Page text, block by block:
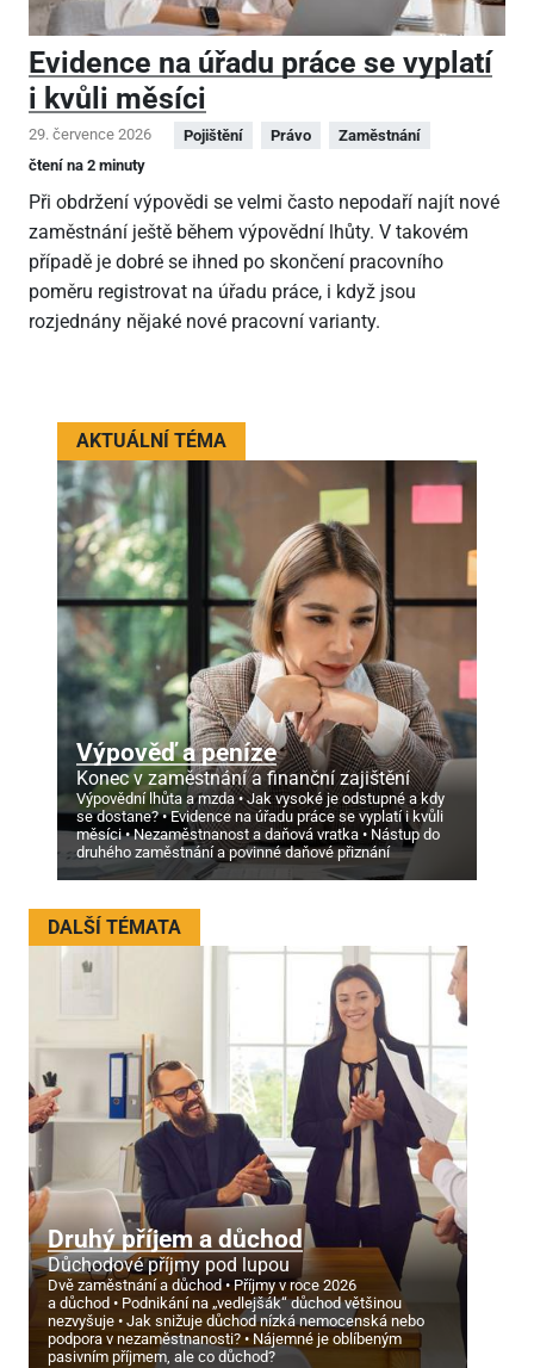
Evidence na úřadu práce se vyplatí
i kvůli měsíci
29. července 2026 Pojištění Právo
Zaměstnání
čtení na 2 minuty
Při obdržení výpovědi se velmi často nepodaří najít nové
zaměstnání ještě během výpovědní lhůty. V takovém
případě je dobré se ihned po skončení pracovního
poměru registrovat na úřadu práce, i když jsou
rozjednány nějaké nové pracovní varianty.
AKTUÁLNÍ TÉMA
Výpověď a peníze
Konec v zaměstnání a finanční zajištění
Výpovědní lhůta a mzda
Jak vysoké je odstupné a kdy
se dostane?
Evidence na úřadu práce se vyplatí i kvůli
měsíci
Nezaměstnanost a daňová vratka
Nástup do
druhého zaměstnání a povinné daňové přiznání
DALŠÍ TÉMATA
Druhý příjem a důchod
Důchodové příjmy pod lupou
Dvě zaměstnání a důchod
Příjmy v roce 2026
a důchod
Podnikání na „vedlejšák“ důchod většinou
nezvyšuje
Jak snižuje důchod nízká nemocenská nebo
podpora v nezaměstnanosti?
Nájemné je oblíbeným
pasivním příjmem, ale co důchod?